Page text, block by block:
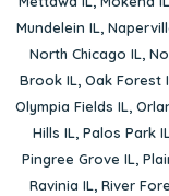
Mundelein IL,
North Chicago IL,
Brook IL, Oak Forest
Olympia Fields IL,
Hills IL, Palos Park
Pingree Grove IL,
Ravinia IL, River